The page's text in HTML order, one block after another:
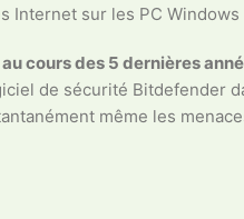
Internet sur les PC Windows
cours des 5 dernières
de sécurité Bitdefender
même les